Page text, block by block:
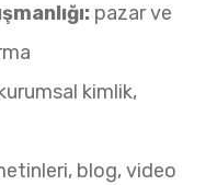
pazar ve
kimlik,
blog, video